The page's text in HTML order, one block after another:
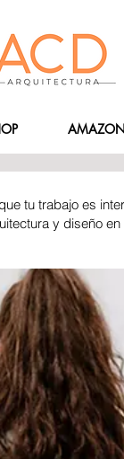
tu trabajo es
y diseño